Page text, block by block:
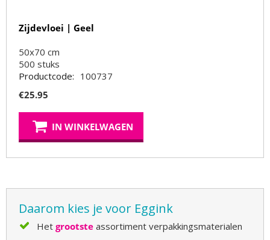
Zijdevloei | Geel
50x70 cm
500 stuks
Productcode: 100737
€25.95
IN WINKELWAGEN
Daarom kies je voor Eggink
Het grootste assortiment verpakkingsmaterialen